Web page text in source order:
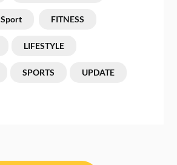
Sport FITNESS
LIFESTYLE
SPORTS UPDATE